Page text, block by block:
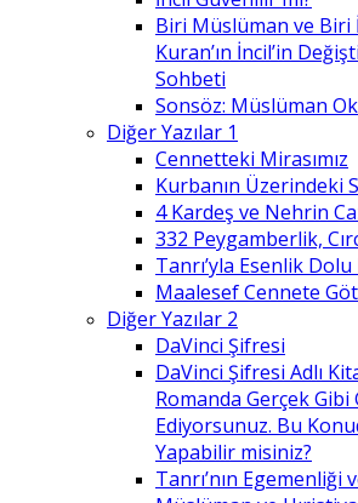
Biri Müslüman ve Biri
Kuran’ın İncil’in
Sohbeti
Sonsöz: Müslüman
Diğer Yazılar 1
Cennetteki Mirasımız
Kurbanın Üzerindeki
4 Kardeş ve Nehrin
332 Peygamberlik,
Tanrı’yla Esenlik
Maalesef Cennete
Diğer Yazılar 2
DaVinci Şifresi
DaVinci Şifresi Adlı
Romanda Gerçek
Ediyorsunuz. Bu
Yapabilir misiniz?
Tanrı’nın Egemenliği